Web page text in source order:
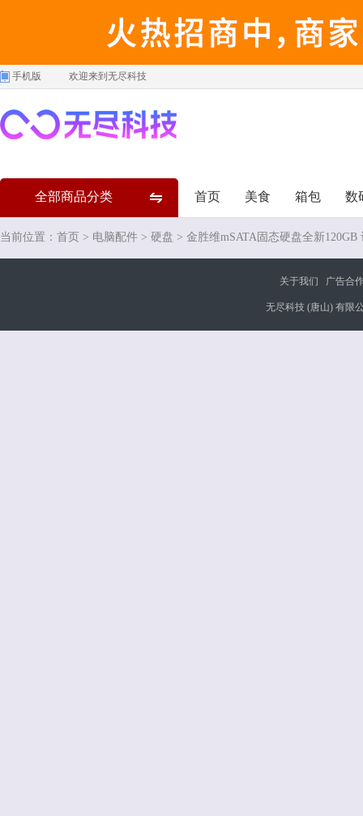
手机版 欢迎来到无尽科技
全部商品分类 首页 美食 箱包 数
当前位置： 首页 > 电脑配件 > 硬盘 > 金胜维mSATA固态硬盘全新120GB
关于我们 广告合
无尽科技 (唐山) 有限